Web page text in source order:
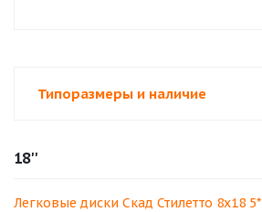
Типоразмеры и наличие
18''
Легковые диски Скад Стилетто 8x18